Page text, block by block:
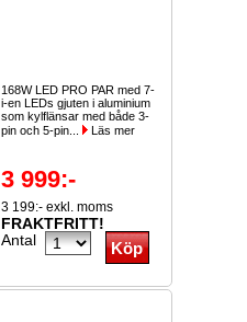
168W LED PRO PAR med 7-
i-en LEDs gjuten i aluminium
som kylflänsar med både 3-
pin och 5-pin...
Läs mer
3 999:-
3 199:- exkl. moms
FRAKTFRITT!
Antal